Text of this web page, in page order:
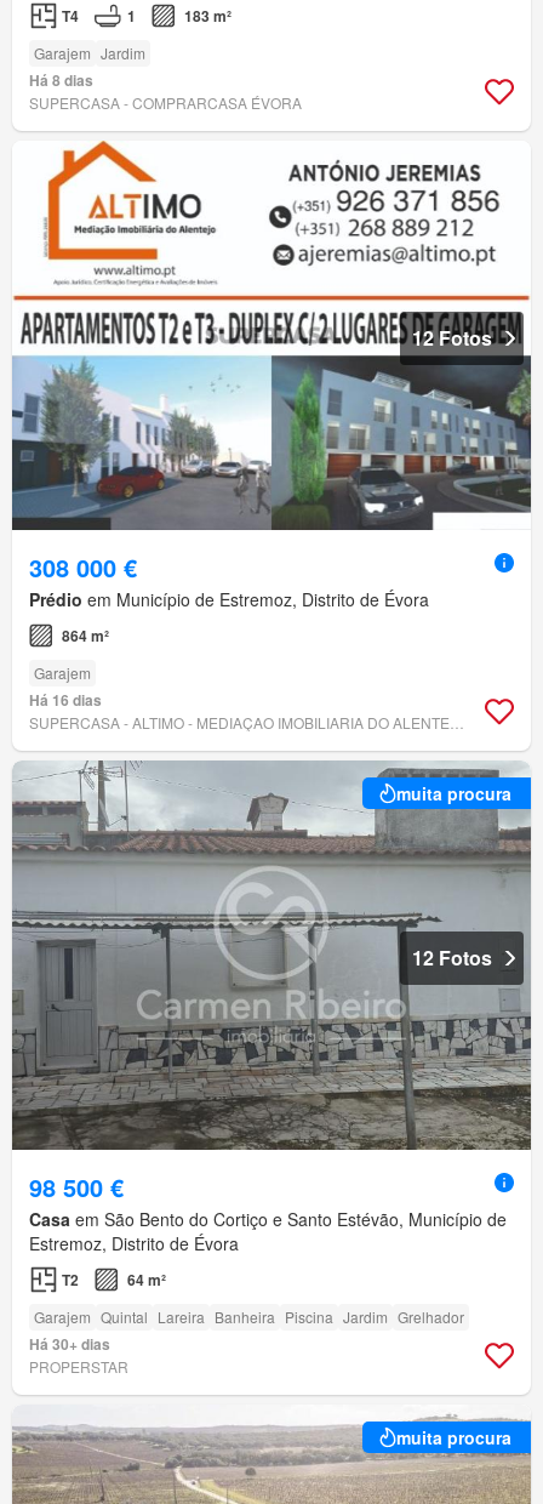
T4 1 183 m²
Garajem Jardim
Há 8 dias
SUPERCASA - COMPRARCASA ÉVORA
12 Fotos
308 000 €
Prédio em Município de Estremoz, Distrito de Évora
864 m²
Garajem
Há 16 dias
muita procura
12 Fotos
98 500 €
Casa em São Bento do Cortiço e Santo Estévão, Município de
Estremoz, Distrito de Évora
T2 64 m²
Garajem Quintal Lareira Banheira Piscina Jardim Grelhador
Há 30+ dias
PROPERSTAR
muita procura